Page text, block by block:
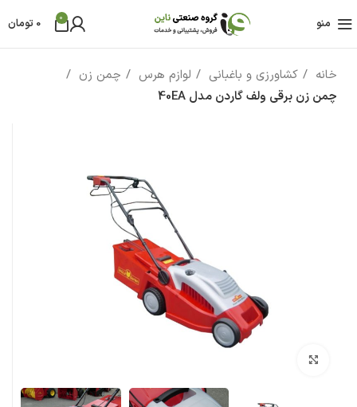
منو 0
0 تومان
خانه کشاورزی و باغبانی لوازم هرس
چمن زن
چمن زن برقی ولف گاردن مدل 40EA